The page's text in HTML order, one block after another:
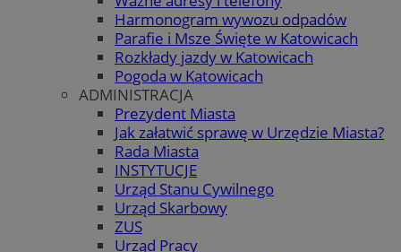
Harmonogram wywozu odpadów
Parafie i Msze Święte w Katowicach
Rozkłady jazdy w Katowicach
Pogoda w Katowicach
ADMINISTRACJA
Prezydent Miasta
Jak załatwić sprawę w Urzędzie Miasta?
Rada Miasta
INSTYTUCJE
Urząd Stanu Cywilnego
Urząd Skarbowy
ZUS
Urząd Pracy